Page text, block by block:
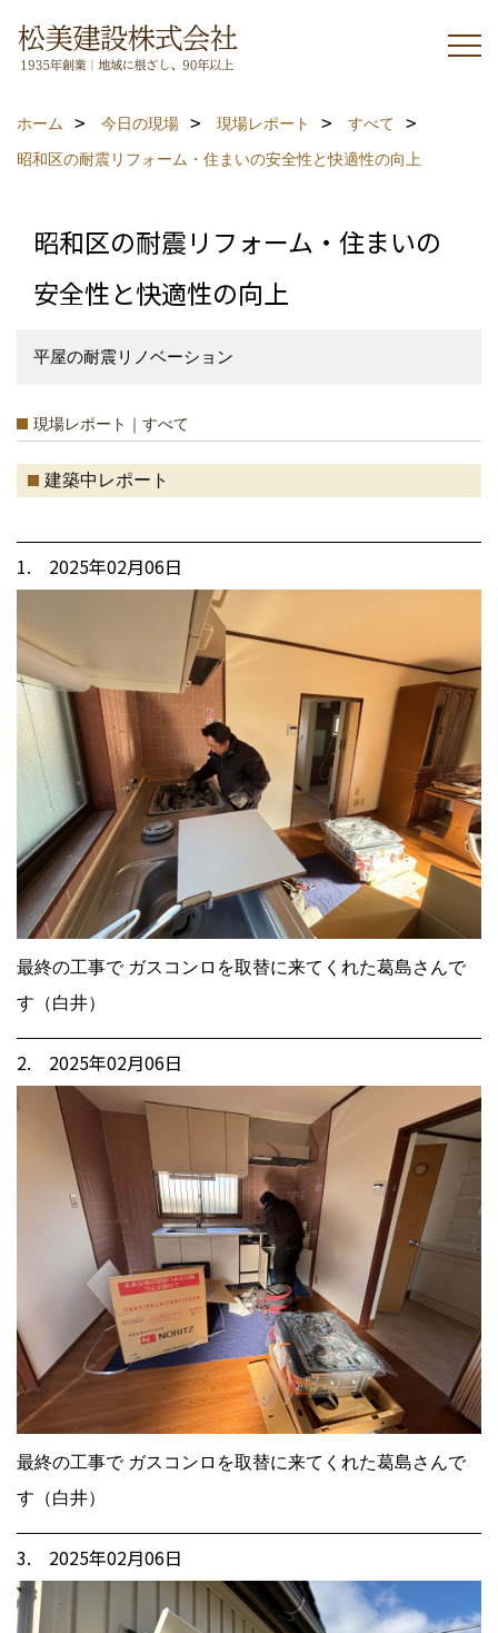
ホーム 今日の現場 現場レポート
すべて
昭和区の耐震リフォーム・住まいの安全性と快適性の向上
昭和区の耐震リフォーム・住まいの
安全性と快適性の向上
平屋の耐震リノベーション
現場レポート｜すべて
建築中レポート
1. 2025年02月06日
最終の工事で ガスコンロを取替に来てくれた葛島さんで
す（白井）
2. 2025年02月06日
最終の工事で ガスコンロを取替に来てくれた葛島さんで
す（白井）
3. 2025年02月06日